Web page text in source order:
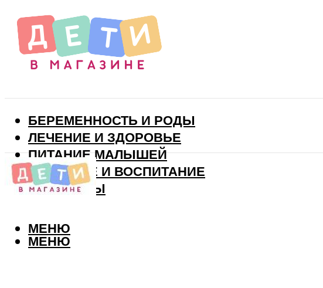
БЕРЕМЕННОСТЬ И РОДЫ
ЛЕЧЕНИЕ И ЗДОРОВЬЕ
ПИТАНИЕ МАЛЫШЕЙ
РАЗВИТИЕ И ВОСПИТАНИЕ
ВИТАМИНЫ
МЕНЮ
МЕНЮ